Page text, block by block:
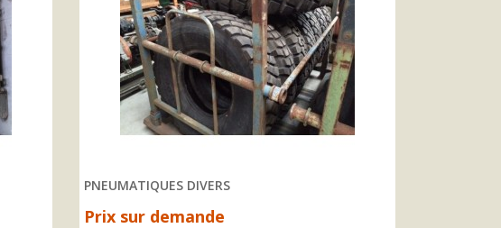
PNEUMATIQUES DIVERS
Prix sur demande